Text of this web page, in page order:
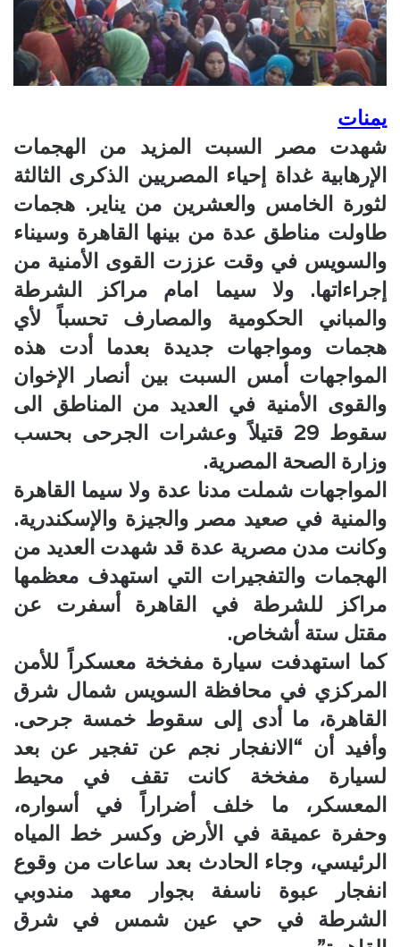
يمنات
شهدت مصر السبت المزيد من الهجمات
الإرهابية غداة إحياء المصريين الذكرى الثالثة
لثورة الخامس والعشرين من يناير. هجمات
طاولت مناطق عدة من بينها القاهرة وسيناء
والسويس في وقت عززت القوى الأمنية من
إجراءاتها. ولا سيما امام مراكز الشرطة
والمباني الحكومية والمصارف تحسباً لأي
هجمات ومواجهات جديدة بعدما أدت هذه
المواجهات أمس السبت بين أنصار الإخوان
والقوى الأمنية في العديد من المناطق الى
سقوط 29 قتيلاً وعشرات الجرحى بحسب
وزارة الصحة المصرية.
المواجهات شملت مدنا عدة ولا سيما القاهرة
والمنية في صعيد مصر والجيزة والإسكندرية.
وكانت مدن مصرية عدة قد شهدت العديد من
الهجمات والتفجيرات التي استهدف معظمها
مراكز للشرطة في القاهرة أسفرت عن
مقتل ستة أشخاص.
كما استهدفت سيارة مفخخة معسكراً للأمن
المركزي في محافظة السويس شمال شرق
القاهرة، ما أدى إلى سقوط خمسة جرحى.
وأفيد أن “الانفجار نجم عن تفجير عن بعد
لسيارة مفخخة كانت تقف في محيط
المعسكر، ما خلف أضراراً في أسواره،
وحفرة عميقة في الأرض وكسر خط المياه
الرئيسي، وجاء الحادث بعد ساعات من وقوع
انفجار عبوة ناسفة بجوار معهد مندوبي
الشرطة في حي عين شمس في شرق